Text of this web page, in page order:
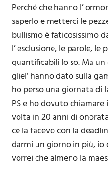
Perché che hanno l’
saperlo e metterci le
bullismo è faticosissimo
l’ esclusione, le parole, le
quantificabili lo so. Ma
gliel’ hanno dato sulla
ho perso una giornata di
PS e ho dovuto
volta in 20 anni di
ce la facevo con la
darmi un giorno in più, io
vorrei che almeno la